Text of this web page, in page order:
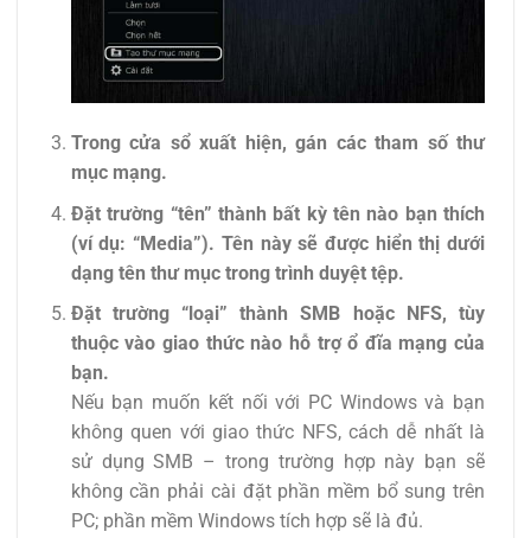
Trong cửa sổ xuất hiện, gán các tham số thư
mục mạng.
Đặt trường “tên” thành bất kỳ tên nào bạn thích
(ví dụ: “Media”). Tên này sẽ được hiển thị dưới
dạng tên thư mục trong trình duyệt tệp.
Đặt trường “loại” thành SMB hoặc NFS, tùy
thuộc vào giao thức nào hỗ trợ ổ đĩa mạng của
bạn.
Nếu bạn muốn kết nối với PC Windows và bạn
không quen với giao thức NFS, cách dễ nhất là
sử dụng SMB – trong trường hợp này bạn sẽ
không cần phải cài đặt phần mềm bổ sung trên
PC; phần mềm Windows tích hợp sẽ là đủ.